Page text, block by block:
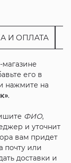
И ОПЛАТА
его в
нажмите на
.
ФИО,
и уточнит
вам придет
почту или
доставки и